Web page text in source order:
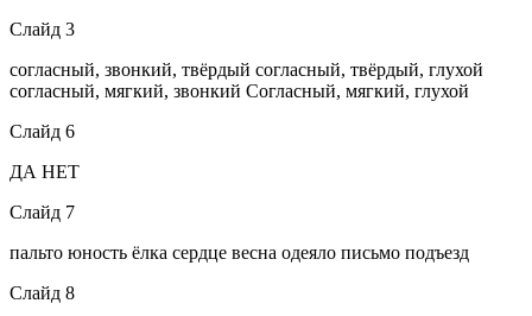
Слайд 3
согласный, звонкий, твёрдый согласный, твёрдый, глухой
согласный, мягкий, звонкий Согласный, мягкий, глухой
Слайд 6
ДА НЕТ
Слайд 7
пальто юность ёлка сердце весна одеяло письмо подъезд
Слайд 8